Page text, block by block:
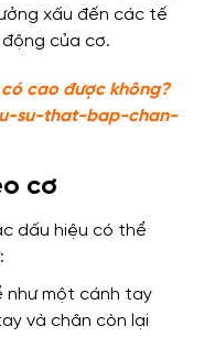
xấu đến các tế
của cơ.
cao được không?
su-that-bap-chan-
cơ
dấu hiệu có thể
như một cánh tay
và chân còn lại